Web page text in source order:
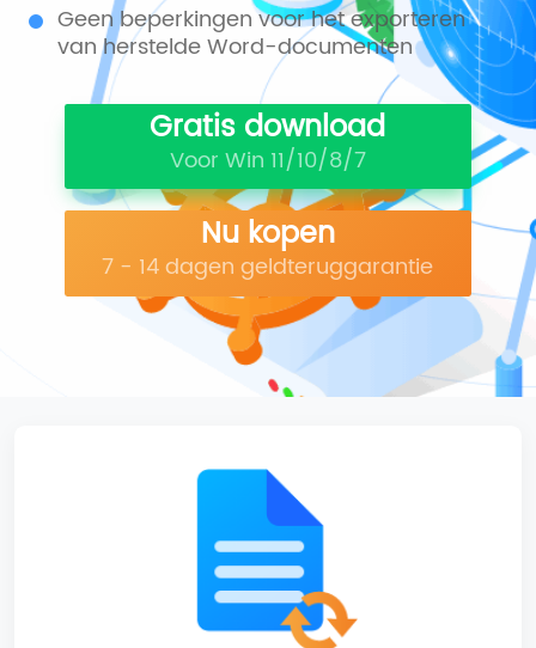
Geen beperkingen voor het exporteren
van herstelde Word-documenten
Gratis download
Voor Win 11/10/8/7
Nu kopen
7 - 14 dagen geldteruggarantie